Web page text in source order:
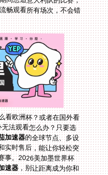
畅观看所有场次，不会错
欧洲杯？或者在国外看
无法观看怎么办？只要选
加速器的全球节点、多设
备支持、稳定带宽、安全加密和实时售后，能让你轻松突
破地域限制，同步国内的体育赛事。2026美加墨世界杯
速器，别让距离成为你和